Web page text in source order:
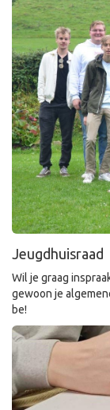
Jeugdhuisraad
Wil je graag
gewoon je
be!